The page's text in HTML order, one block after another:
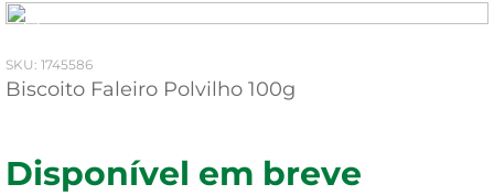
: 1745586
Biscoito Faleiro Polvilho 100g
Disponível em breve